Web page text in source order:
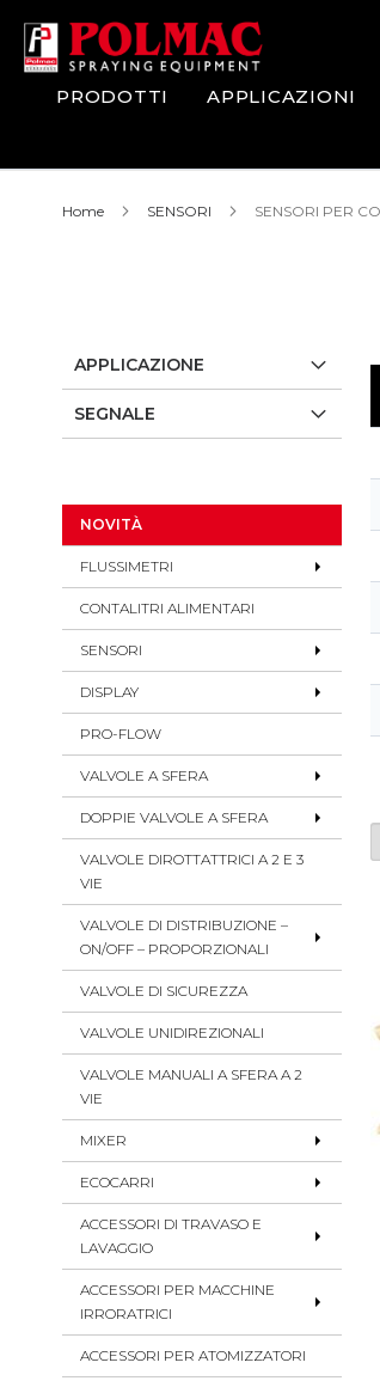
Salta
al
contenuto
PRODOTTI APPLICAZIONI
Home SENSORI SENSORI PER
APPLICAZIONE
SEGNALE
NOVITÀ
FLUSSIMETRI
CONTALITRI ALIMENTARI
SENSORI
DISPLAY
PRO-FLOW
VALVOLE A SFERA
DOPPIE VALVOLE A SFERA
VALVOLE DIROTTATTRICI A 2 E 3
VIE
VALVOLE DI DISTRIBUZIONE –
ON/OFF – PROPORZIONALI
VALVOLE DI SICUREZZA
VALVOLE UNIDIREZIONALI
VALVOLE MANUALI A SFERA A 2
VIE
MIXER
ECOCARRI
ACCESSORI DI TRAVASO E
LAVAGGIO
ACCESSORI PER MACCHINE
IRRORATRICI
ACCESSORI PER ATOMIZZATORI